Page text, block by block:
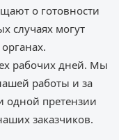
о готовности
случаях могут
рабочих дней. Мы
работы и за
одной претензии
заказчиков.